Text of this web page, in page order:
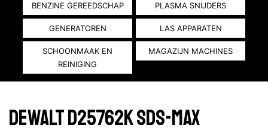
BENZINE GEREEDSCHAP PLASMA SNIJDERS
GENERATOREN LAS APPARATEN
SCHOONMAAK EN
REINIGING
MAGAZIJN MACHINES
DeWalt D25762K SDS-max